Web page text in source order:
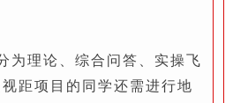
为理论、综合问答、实操飞
距项目的同学还需进行地